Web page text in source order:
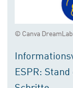
© Canva DreamLab
ESPR: